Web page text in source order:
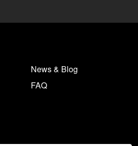
News & Blog
FAQ